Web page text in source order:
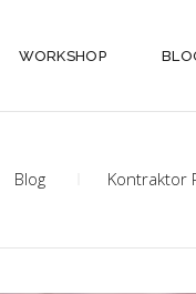
WORKSHOP
Blog Kontraktor